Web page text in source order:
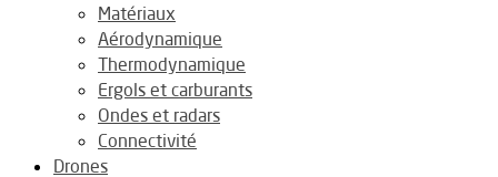
Matériaux
Aérodynamique
Thermodynamique
Ergols et carburants
Ondes et radars
Connectivité
Drones